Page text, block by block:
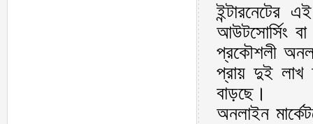
ইন্টারনেটের
আউটসোর্সিং বা
প্রকৌশলী
প্রায় দুই লাখ
বাড়ছে।
অনলাইন